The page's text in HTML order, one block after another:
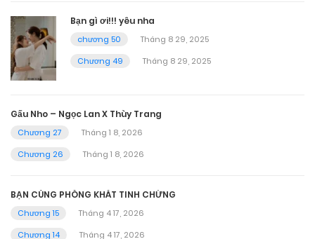
Bạn gì ơi!!! yêu nha
chương 50
Tháng 8 29, 2025
Chương 49
Tháng 8 29, 2025
Gấu Nho – Ngọc Lan X Thùy Trang
Chương 27
Tháng 1 8, 2026
Chương 26
Tháng 1 8, 2026
BẠN CÙNG PHÒNG KHÁT TINH CHỨNG
Chương 15
Tháng 4 17, 2026
Chương 14
Tháng 4 17, 2026